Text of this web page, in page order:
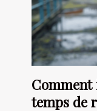
temps de